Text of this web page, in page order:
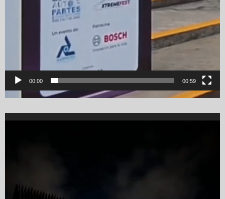
00:00 00:59
Video